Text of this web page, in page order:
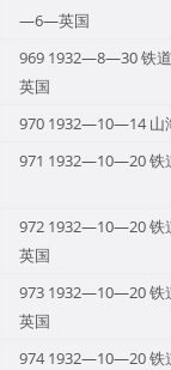
—6—英国
969 1932—8—30 铁
英国
970 1932—10—14 山
971 1932—10—20 铁
972 1932—10—20 铁
英国
973 1932—10—20 铁
英国
974 1932—10—20 铁